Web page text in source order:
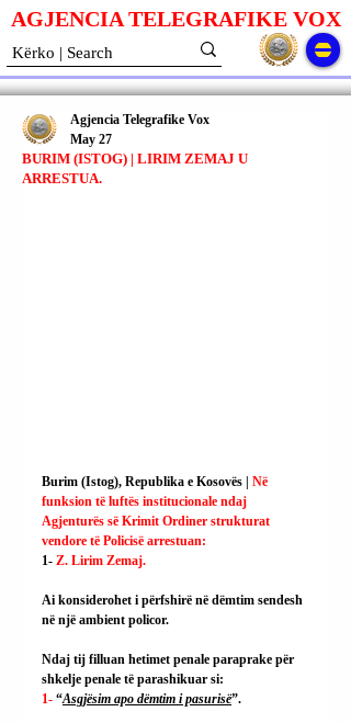
AGJENCIA TELEGRAFIKE VOX
BURIM (ISTOG) | LIRIM ZEMAJ U
ARRESTUA.
Agjencia Telegrafike Vox
May 27
Burim (Istog), Republika e Kosovës | Në
funksion të luftës institucionale ndaj
Agjenturës së Krimit Ordiner strukturat
vendore të Policisë arrestuan:
1- Z. Lirim Zemaj.
Ai konsiderohet i përfshirë në dëmtim sendesh
në një ambient policor.
Ndaj tij filluan hetimet penale paraprake për
shkelje penale të parashikuar si:
1- “Asgjësim apo dëmtim i pasurisë”.